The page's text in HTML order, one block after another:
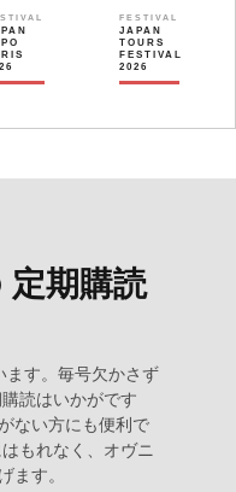
FESTIVAL
JAPAN
TOURS
FESTIVAL
2026
定期購読
ます。毎号欠かさず
読はいかがです
ない方にも便利で
もれなく、オヴニ
ます。